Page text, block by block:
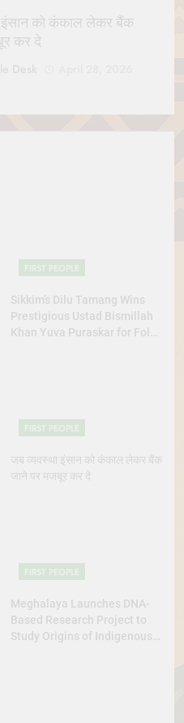
FIRST PEOPLE
Sikkim’s Dilu Tamang Wins
Prestigious Ustad Bismillah
Khan Yuva Puraskar for Folk
FIRST PEOPLE
जब व्यवस्था इंसान को कंकाल लेकर बैंक
जाने पर मजबूर कर दे
FIRST PEOPLE
Meghalaya Launches DNA-
Based Research Project to
Study Origins of Indigenous
इंसान को कंकाल लेकर बैंक
कर दे